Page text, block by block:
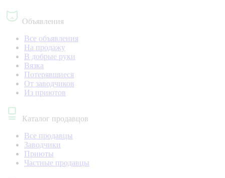
Объявления
Все объявления
На продажу
В добрые руки
Вязка
Потерявшиеся
От заводчиков
Из приютов
Каталог продавцов
Все продавцы
Заводчики
Приюты
Частные продавцы